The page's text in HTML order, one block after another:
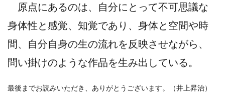
原点にあるのは、自分にとって不可思議な
身体性と感覚、知覚であり、身体と空間や時
間、自分自身の生の流れを反映させながら、
問い掛けのような作品を生み出している。
最後までお読みいただき、ありがとうございます。（井上昇治）